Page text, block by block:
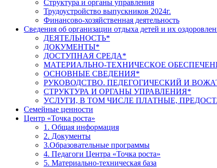
Структура и органы управления
Трудоустройство выпускников 2024г.
Финансово-хозяйственная деятельность
Сведения об организации отдыха детей и их
ДЕЯТЕЛЬНОСТЬ*
ДОКУМЕНТЫ*
ДОСТУПНАЯ СРЕДА*
МАТЕРИАЛЬНО-ТЕХНИЧЕСКОЕ
ОСНОВНЫЕ СВЕДЕНИЯ*
РУКОВОДСТВО. ПЕДЕГОГИЧЕСКИЙ И
СТРУКТУРА И ОРГАНЫ УПРАВЛЕНИЯ*
УСЛУГИ, В ТОМ ЧИСЛЕ ПЛАТНЫЕ,
Семейные ценности
Центр «Точка роста»
1. Общая информация
2. Документы
3.Образовательные программы
4. Педагоги Центра «Точка роста»
5. Материально-техническая база